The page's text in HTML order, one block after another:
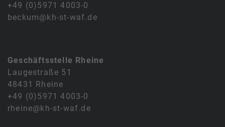
+49 (0)5971 4003-0
beckum@kh-st-waf.de
Geschäftsstelle Rheine
Laugestraße 51
48431 Rheine
+49 (0)5971 4003-0
rheine@kh-st-waf.de